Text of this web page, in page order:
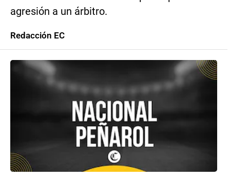
agresión a un árbitro.
Redacción EC